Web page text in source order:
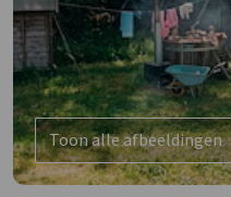
Toon alle afbeeldingen